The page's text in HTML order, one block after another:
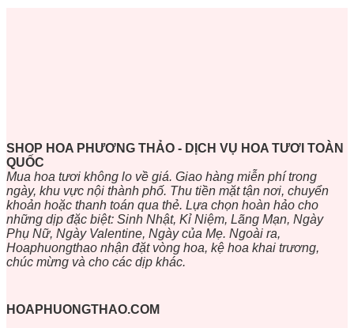
SHOP HOA PHƯƠNG THẢO - DỊCH VỤ HOA TƯƠI TOÀN
QUỐC
Mua hoa tươi không lo về giá. Giao hàng miễn phí trong
ngày, khu vực nội thành phố. Thu tiền mặt tận nơi, chuyển
khoản hoặc thanh toán qua thẻ. Lựa chọn hoàn hảo cho
những dịp đặc biệt: Sinh Nhật, Kỉ Niệm, Lãng Mạn, Ngày
Phụ Nữ, Ngày Valentine, Ngày của Mẹ. Ngoài ra,
Hoaphuongthao nhận đặt vòng hoa, kệ hoa khai trương,
chúc mừng và cho các dịp khác.
HOAPHUONGTHAO.COM